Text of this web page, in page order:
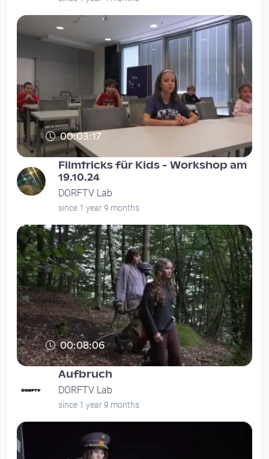
00:03:17
Filmtricks für Kids - Workshop am
19.10.24
DORFTV Lab
since 1 year 9 months
00:08:06
Aufbruch
DORFTV Lab
since 1 year 9 months